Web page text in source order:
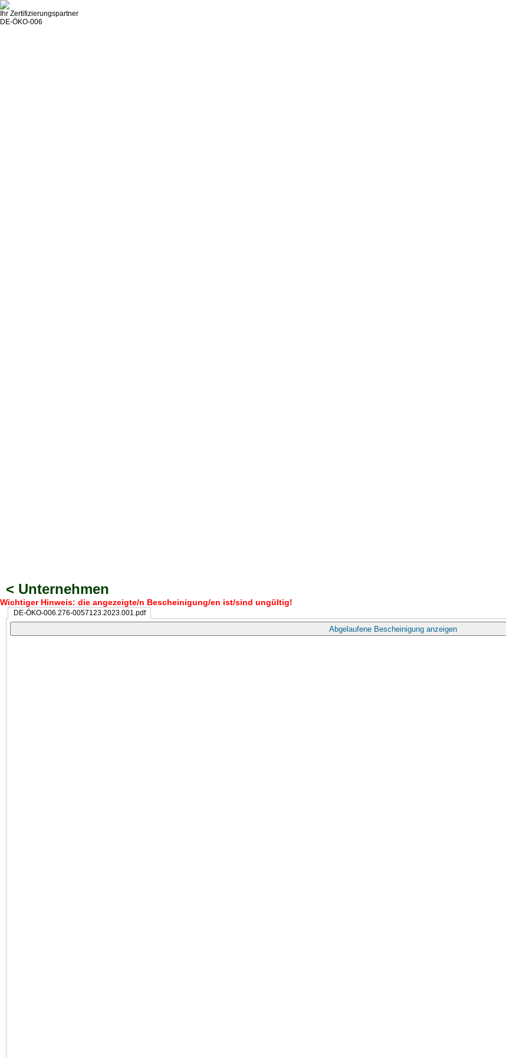
Ihr Zertifizierungspartner
DE-ÖKO-006
< Unternehmen
Wichtiger Hinweis: die angezeigte/n Bescheinigung/en ist/sind ungültig!
DE-ÖKO-006.276-0057123.2023.001.pdf
Abgelaufene Bescheinigung anzeigen